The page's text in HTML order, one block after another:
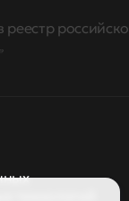
технологий